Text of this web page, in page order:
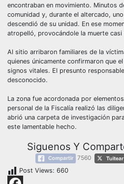
encontraban en movimiento. Minutos
comunidad y, durante el altercado,
descendió de su unidad. En ese
atropelló, provocándole la muerte casi
Al sitio arribaron familiares de la
quienes únicamente confirmaron que
signos vitales. El presunto
desconocido.
La zona fue acordonada por
personal de la Fiscalía realizó las
abrió una carpeta de investigación
este lamentable hecho.
Siguenos Y
7560
Post Views: 660